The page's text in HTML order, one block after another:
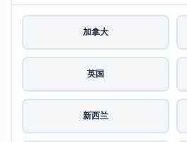
加拿大
英国
新西兰